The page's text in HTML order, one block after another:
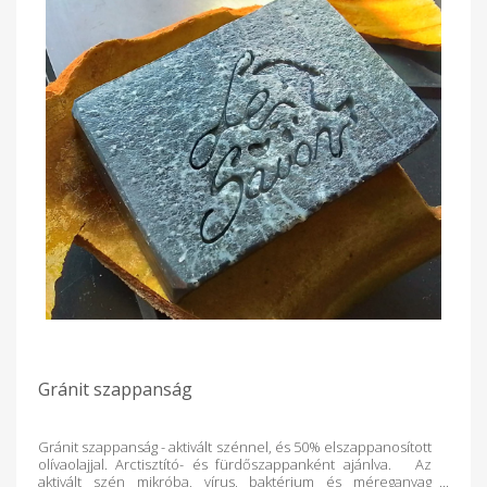
atka) távol tartja, és remek sebkezelőszer, mivel csillapítja a
vérzést, fertőtleníti a sebet és elősegíti a hámosodást. Ezért
kisebb bőrsérülésekre, aknéra, csípésekre, herpeszre,
körömgombára és afták kezelésére használhatjuk.Egyéves
kor alatti gyermekek és várandósok számára nem ajánlott az
alkalmazása." Összetevők: elszappanosított kókuszolaj,
olívaolaj, kukoricakeményítő, 100% természetes gyömbér-
cédrus-levendula illóolaj, őrölt gyömbér, desztillált víz,
nátrium laktát, glicerin**a szappanosodás során természetes
úton keletkezik Ingredients: saponified coconut oil, olive oil,
cornstarch, 100% natural ginger-cedar-lavender essential oil,
ground ginger, distilled water, sodium lactate,
glycerin**occurs naturally during saponification
Gránit szappanság
Gránit szappanság - aktivált szénnel, és 50% elszappanosított
olívaolajjal. Arctisztító- és fürdőszappanként ajánlva. Az
aktivált szén mikróba, vírus, baktérium és méreganyag